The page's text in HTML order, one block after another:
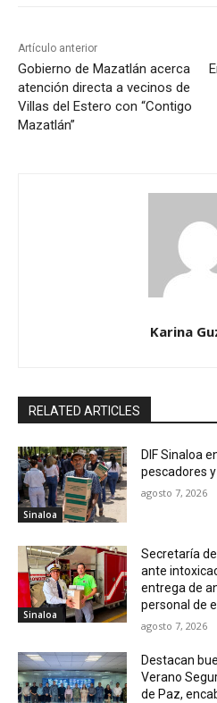
Artículo anterior
Gobierno de Mazatlán acerca
atención directa a vecinos de
Villas del Estero con “Contigo
Mazatlán”
Karina
RELATED ARTICLES
Sinaloa
DIF Sinaloa
pescadores
agosto 7, 2026
Sinaloa
Secretaría
ante
entrega de
personal de
agosto 7, 2026
Destacan
Verano
de Paz,